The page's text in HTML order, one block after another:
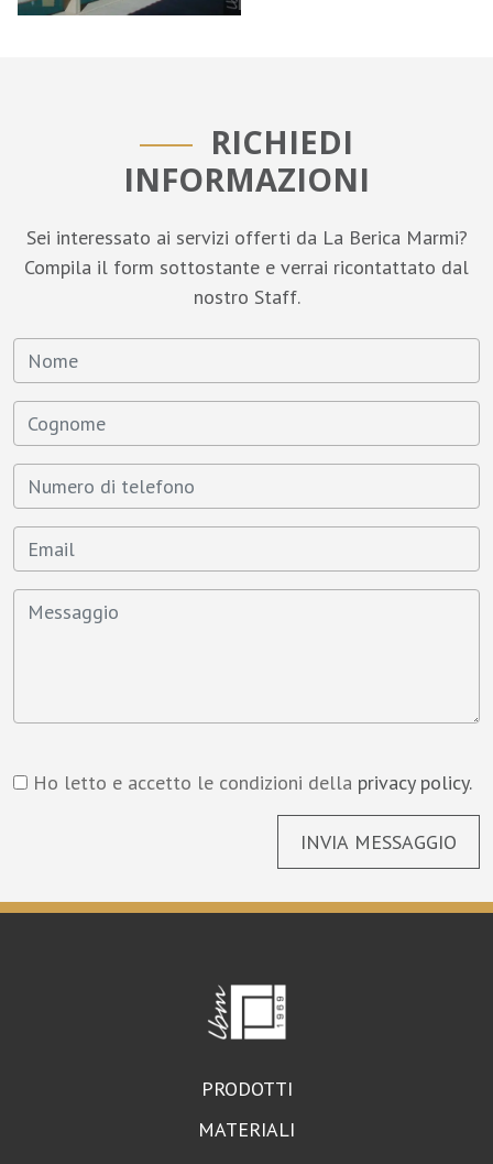
RICHIEDI
INFORMAZIONI
Sei interessato ai servizi offerti da La Berica Marmi?
Compila il form sottostante e verrai ricontattato dal
nostro Staff.
Ho letto e accetto le condizioni della privacy policy.
INVIA MESSAGGIO
PRODOTTI
MATERIALI